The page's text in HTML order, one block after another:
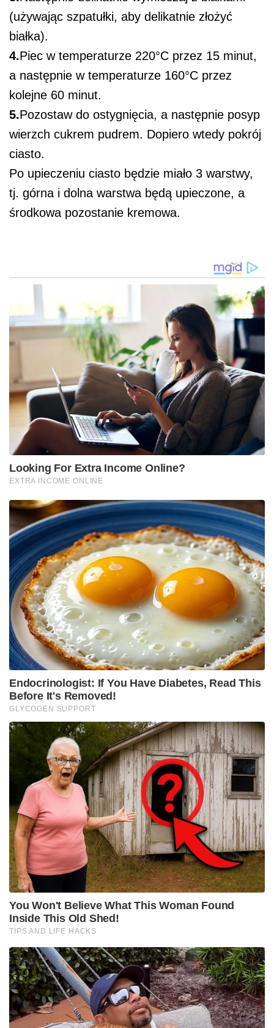
(używając szpatułki, aby delikatnie złożyć
białka).
4.Piec w temperaturze 220°C przez 15 minut,
a następnie w temperaturze 160°C przez
kolejne 60 minut.
5.Pozostaw do ostygnięcia, a następnie posyp
wierzch cukrem pudrem. Dopiero wtedy pokrój
ciasto.
Po upieczeniu ciasto będzie miało 3 warstwy,
tj. górna i dolna warstwa będą upieczone, a
środkowa pozostanie kremowa.